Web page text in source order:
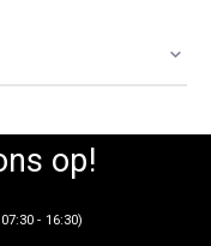
op!
- 16:30)